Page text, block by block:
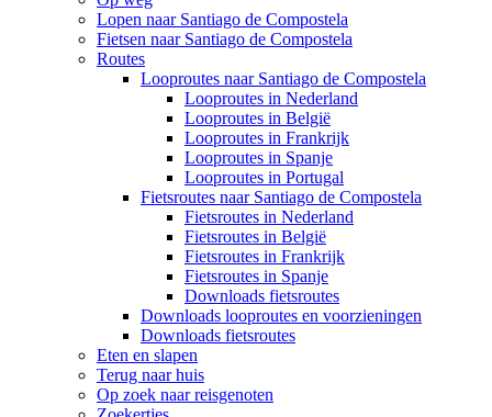
Lopen naar Santiago de Compostela
Fietsen naar Santiago de Compostela
Routes
Looproutes naar Santiago de Compostela
Looproutes in Nederland
Looproutes in België
Looproutes in Frankrijk
Looproutes in Spanje
Looproutes in Portugal
Fietsroutes naar Santiago de Compostela
Fietsroutes in Nederland
Fietsroutes in België
Fietsroutes in Frankrijk
Fietsroutes in Spanje
Downloads fietsroutes
Downloads looproutes en voorzieningen
Downloads fietsroutes
Eten en slapen
Terug naar huis
Op zoek naar reisgenoten